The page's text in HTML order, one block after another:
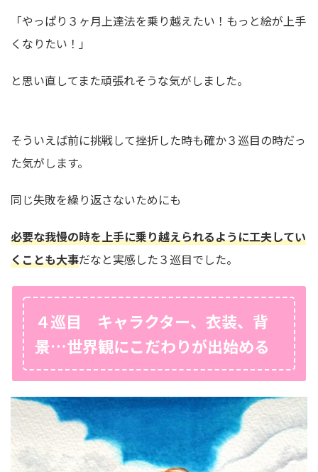
「やっぱり３ヶ月上達法を乗り越えたい！もっと絵が上手
くなりたい！」
と思い直してまた頑張れそうな気がしました。
そういえば前に挑戦して挫折した時も確か３巡目の時だっ
た気がします。
同じ失敗を繰り返さないためにも
必要な我慢の時を上手に乗り越えられるように工夫してい
くことも大事だなと実感した３巡目でした。
４巡目 キャラクター、衣装、背
景…世界観にこだわりが出始める